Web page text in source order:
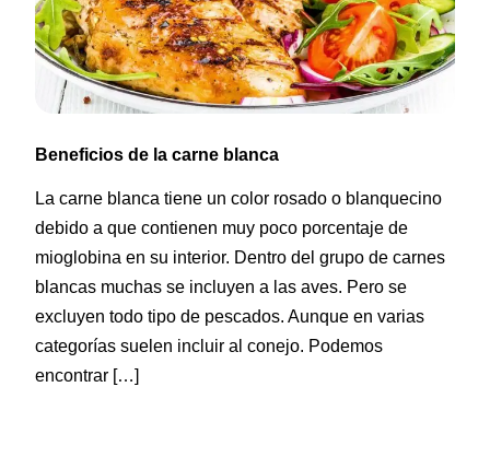
Beneficios de la carne blanca
La carne blanca tiene un color rosado o blanquecino
debido a que contienen muy poco porcentaje de
mioglobina en su interior. Dentro del grupo de carnes
blancas muchas se incluyen a las aves. Pero se
excluyen todo tipo de pescados. Aunque en varias
categorías suelen incluir al conejo. Podemos
encontrar […]